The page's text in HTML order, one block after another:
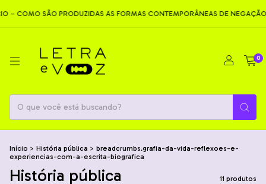
SÃO PRODUZIDAS AS FORMAS CONTEMPORÂNEAS DE NEGAÇÃO
0
Início > História pública > breadcrumbs.grafia-da-vida-reflexoes-e-
experiencias-com-a-escrita-biografica
História pública 11 produtos